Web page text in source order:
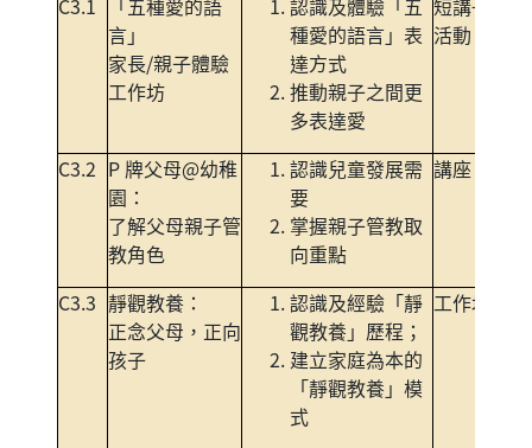
C3.1
「五種愛的語
言」
家長/親子體驗
工作坊
認識及體驗「五
種愛的語言」表
達方式
推動親子之間更
多表達愛
短講+體驗
活動
C3.2 P 牌父母@幼稚
園：
了解父母親子管
教角色
認識兒童發展需
要
掌握親子管教取
向重點
講座
C3.3 靜觀教養：
正念父母，正向
孩子
認識及經驗「靜
觀教養」歷程；
建立家庭為本的
「靜觀教養」模
式
工作坊